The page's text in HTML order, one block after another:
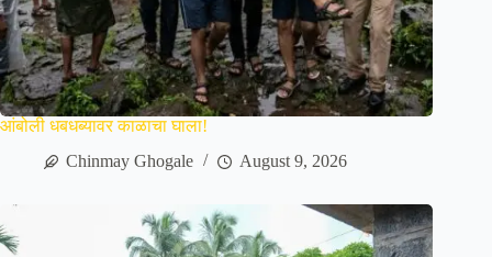
आंबोली धबधब्यावर काळाचा घाला!
Chinmay Ghogale
August 9, 2026